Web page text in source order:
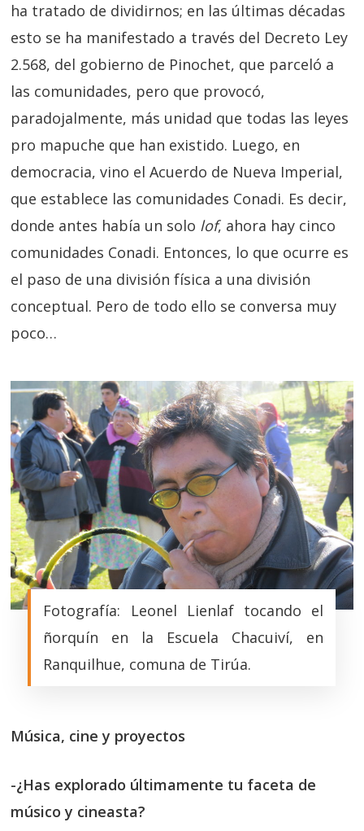
ha tratado de dividirnos; en las últimas décadas
esto se ha manifestado a través del Decreto Ley
2.568, del gobierno de Pinochet, que parceló a
las comunidades, pero que provocó,
paradojalmente, más unidad que todas las leyes
pro mapuche que han existido. Luego, en
democracia, vino el Acuerdo de Nueva Imperial,
que establece las comunidades Conadi. Es decir,
donde antes había un solo lof, ahora hay cinco
comunidades Conadi. Entonces, lo que ocurre es
el paso de una división física a una división
conceptual. Pero de todo ello se conversa muy
poco…
Fotografía: Leonel Lienlaf tocando el
ñorquín en la Escuela Chacuiví, en
Ranquilhue, comuna de Tirúa.
Música, cine y proyectos
-¿Has explorado últimamente tu faceta de
músico y cineasta?